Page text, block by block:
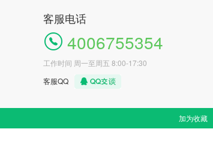
客服电话
4006755354
工作时间 周一至周五 8:00-17:30
客服QQ
加为收藏